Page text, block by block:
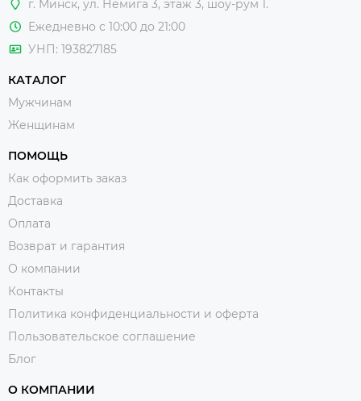
г. Минск, ул. Немига 3, этаж 3, шоу-рум 1.
Ежедневно с 10:00 до 21:00
УНП: 193827185
КАТАЛОГ
Мужчинам
Женщинам
ПОМОЩЬ
Как оформить заказ
Доставка
Оплата
Возврат и гарантия
О компании
Контакты
Политика конфиденциальности и оферта
Пользовательское соглашение
Блог
О КОМПАНИИ